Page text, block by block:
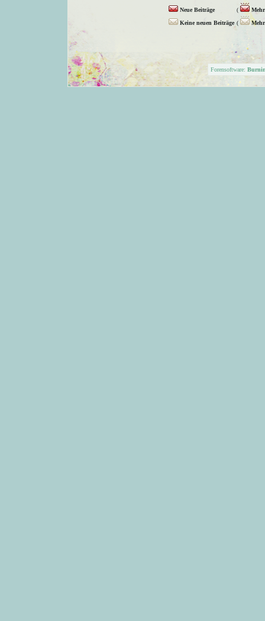
Neue Beiträge (
Keine neuen Beiträge (
Forensoftware: